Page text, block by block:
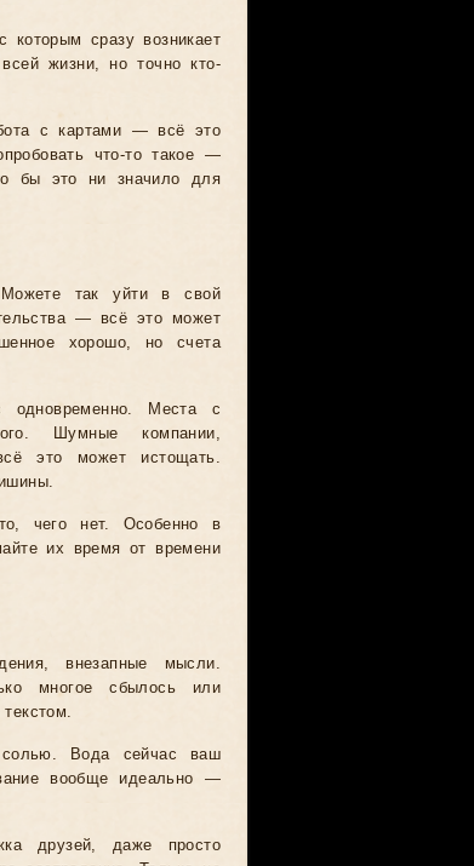
которым сразу возникает
жизни, но точно кто-
с картами — всё это
что-то такое —
бы это ни значило для
так уйти в свой
— всё это может
хорошо, но счета
одновременно. Места с
Шумные компании,
это может истощать.
чего нет. Особенно в
их время от времени
внезапные мысли.
многое сбылось или
Вода сейчас ваш
вообще идеально —
друзей, даже просто